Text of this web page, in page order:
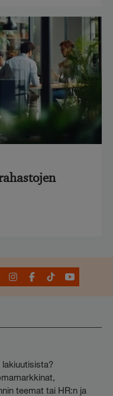
Instagram
Facebook
TikTokYouTube
teemat tai HR:n ja